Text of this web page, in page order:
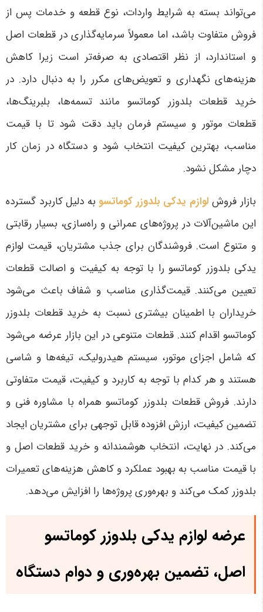
می‌تواند بسته به شرایط واردات، نوع قطعه و خدمات پس از
فروش متفاوت باشد، اما معمولاً سرمایه‌گذاری در قطعات اصل
و استاندارد، از نظر اقتصادی به صرفه‌تر است زیرا کاهش
هزینه‌های نگهداری و تعویض‌های مکرر را به دنبال دارد. در
خرید قطعات بلدوزر کوماتسو مانند تسمه‌ها، بلبرینگ‌ها،
قطعات موتور و سیستم فرمان باید دقت شود تا با قیمت
مناسب، بهترین کیفیت انتخاب شود و دستگاه در زمان کار
دچار مشکل نشود.
بازار فروش لوازم یدکی بلدوزر کوماتسو به دلیل کاربرد گسترده
این ماشین‌آلات در پروژه‌های عمرانی و راه‌سازی، بسیار رقابتی
و متنوع است. فروشندگان برای جذب مشتریان، قیمت لوازم
یدکی بلدوزر کوماتسو را با توجه به کیفیت و اصالت قطعات
تعیین می‌کنند. قیمت‌گذاری مناسب و شفاف باعث می‌شود
خریداران با اطمینان بیشتری نسبت به خرید قطعات بلدوزر
کوماتسو اقدام کنند. قطعات متنوعی در این بازار عرضه می‌شود
که شامل اجزای موتور، سیستم هیدرولیک، تیغه‌ها و شاسی
هستند و هر کدام با توجه به کاربرد و کیفیت، قیمت متفاوتی
دارند. فروش قطعات بلدوزر کوماتسو همراه با مشاوره فنی و
تضمین کیفیت، ارزش افزوده قابل توجهی برای مشتریان ایجاد
می‌کند. در نهایت، انتخاب هوشمندانه و خرید قطعات اصل و
با قیمت مناسب به بهبود عملکرد و کاهش هزینه‌های تعمیرات
بلدوزر کمک می‌کند و بهره‌وری پروژه‌ها را افزایش می‌دهد.
عرضه لوازم یدکی بلدوزر کوماتسو
اصل، تضمین بهره‌وری و دوام دستگاه